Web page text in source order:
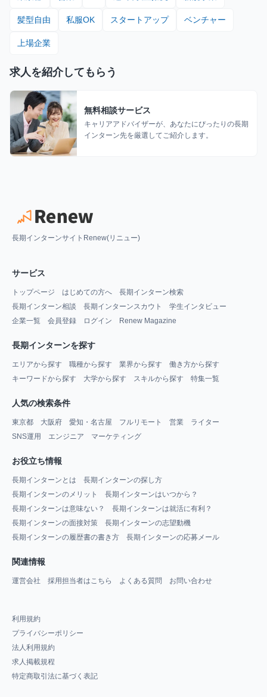
髪型自由 私服OK スタートアップ ベンチャー
上場企業
求人を紹介してもらう
無料相談サービス
キャリアアドバイザーが、あなたにぴったりの長期
インターン先を厳選してご紹介します。
長期インターンサイトRenew(リニュー)
サービス
トップページ はじめての方へ
長期インターン検索
長期インターン相談
長期インターンスカウト
学生インタビュー
企業一覧
会員登録 ログイン Renew Magazine
長期インターンを探す
エリアから探す 職種から探す 業界から探す
働き方から探す
キーワードから探す
大学から探す スキルから探す 特集一覧
人気の検索条件
東京都 大阪府 愛知・名古屋 フルリモート 営業
ライター
SNS運用
エンジニア マーケティング
お役立ち情報
長期インターンとは
長期インターンの探し方
長期インターンのメリット
長期インターンはいつから？
長期インターンは意味ない？
長期インターンは就活に有利？
長期インターンの面接対策
長期インターンの志望動機
長期インターンの履歴書の書き方
長期インターンの応募メール
関連情報
運営会社 採用担当者はこちら よくある質問 お問い合わせ
利用規約
プライバシーポリシー
法人利用規約
求人掲載規程
特定商取引法に基づく表記